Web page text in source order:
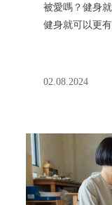
被愛嗎？健身
健身就可以更
02.08.2024